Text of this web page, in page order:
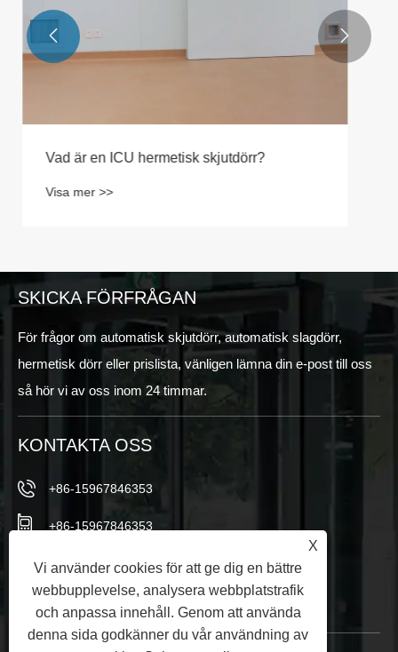
 
SKICKA FÖRFRÅGAN
För frågor om automatisk skjutdörr, automatisk slagdörr,
hermetisk dörr eller prislista, vänligen lämna din e-post till oss
så hör vi av oss inom 24 timmar.
KONTAKTA OSS
+86-15967846353
+86-15967846353
info@vezedoors.com
I Industry Park, Hemudi Town, Office, China
X
Vi använder cookies för att ge dig en bättre
webbupplevelse, analysera webbplatstrafik
och anpassa innehåll. Genom att använda
denna sida godkänner du vår användning av